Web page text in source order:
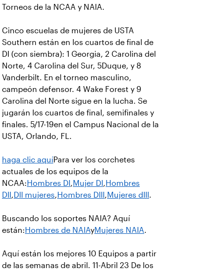
Torneos de la NCAA y NAIA.
Cinco escuelas de mujeres de USTA
Southern están en los cuartos de final de
DI (con siembra): 1 Georgia, 2 Carolina del
Norte, 4 Carolina del Sur, 5Duque, y 8
Vanderbilt. En el torneo masculino,
campeón defensor. 4 Wake Forest y 9
Carolina del Norte sigue en la lucha. Se
jugarán los cuartos de final, semifinales y
finales. 5/17-19en el Campus Nacional de la
USTA, Orlando, FL.
haga clic aquíPara ver los corchetes
actuales de los equipos de la
NCAA:Hombres DI ,Mujer DI ,Hombres
DII ,DII mujeres,Hombres DIII ,Mujeres dIII .
Buscando los soportes NAIA? Aquí
están:Hombres de NAIAyMujeres NAIA.
Aquí están los mejores 10 Equipos a partir
de las semanas de abril. 11-Abril 23 De los